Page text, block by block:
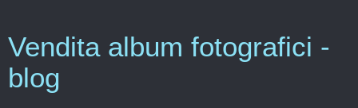
Vendita album fotografici -
blog